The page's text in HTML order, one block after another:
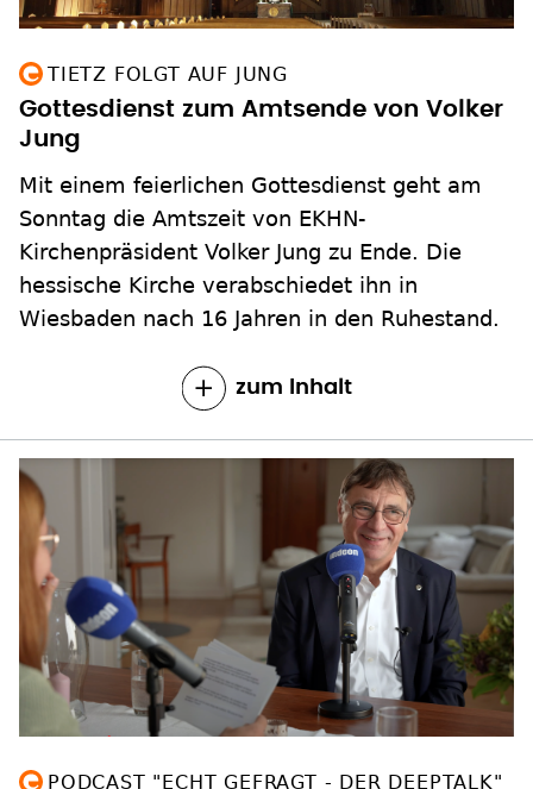
Jung
Mit einem feierlichen Gottesdienst geht am
Sonntag die Amtszeit von EKHN-
Kirchenpräsident Volker Jung zu Ende. Die
hessische Kirche verabschiedet ihn in
Wiesbaden nach 16 Jahren in den Ruhestand.
zum Inhalt
PODCAST "ECHT GEFRAGT - DER DEEPTALK"
zurück